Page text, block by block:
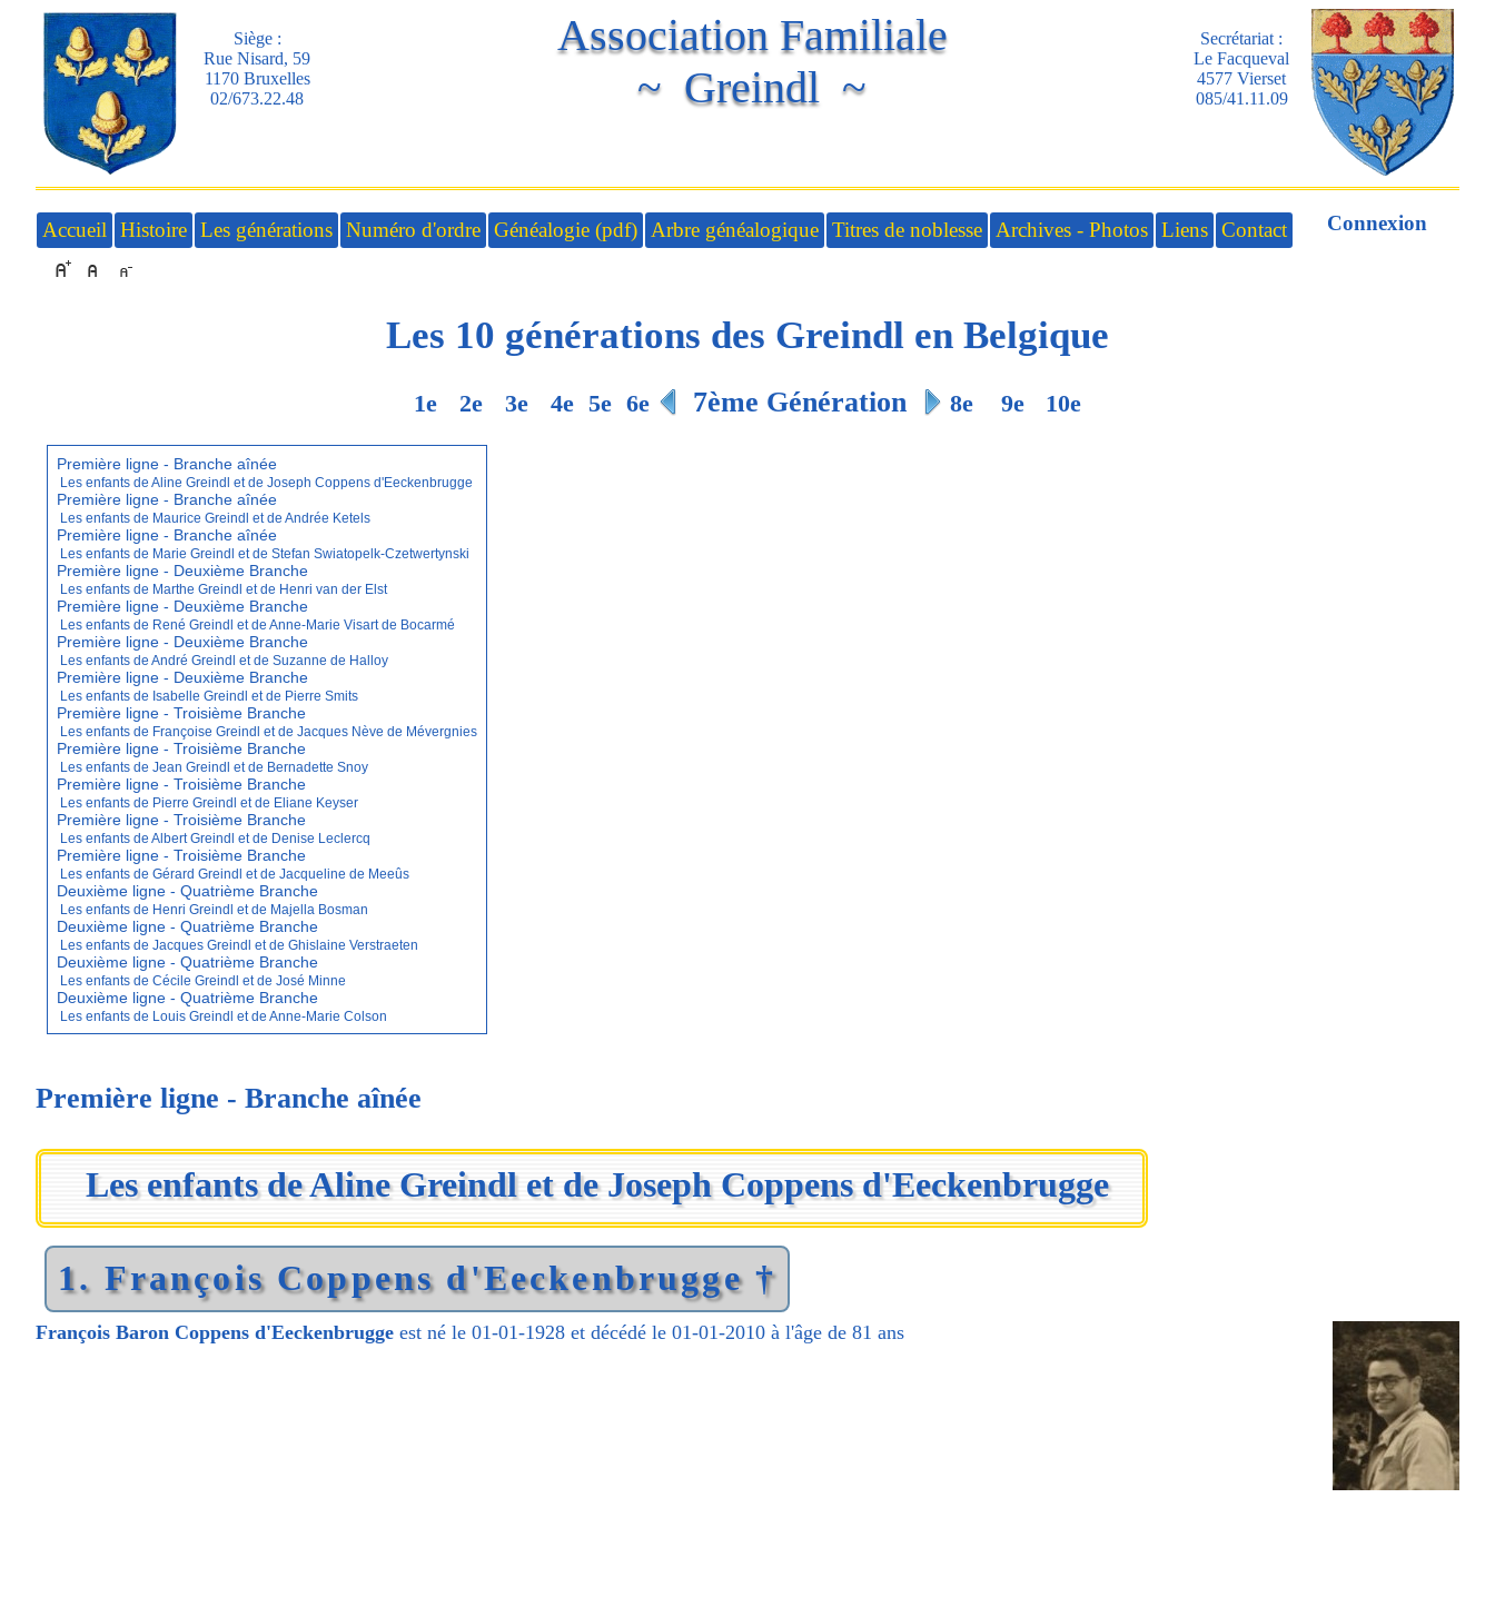
Siège :
Rue Nisard, 59
1170 Bruxelles
02/673.22.48
Secrétariat :
Le Facqueval
4577 Vierset
085/41.11.09
Association Familiale
~ Greindl ~
Accueil Histoire Les générations Numéro d'ordre Généalogie (pdf) Arbre généalogique Titres de noblesse Archives - Photos Liens Contact Connexion
Les 10 générations des Greindl en Belgique
1e 2e 3e 4e 5e 6e 7ème Génération 8e 9e 10e
Première ligne - Branche aînée
Les enfants de Aline Greindl et de Joseph Coppens d'Eeckenbrugge
Première ligne - Branche aînée
Les enfants de Maurice Greindl et de Andrée Ketels
Première ligne - Branche aînée
Les enfants de Marie Greindl et de Stefan Swiatopelk-Czetwertynski
Première ligne - Deuxième Branche
Les enfants de Marthe Greindl et de Henri van der Elst
Première ligne - Deuxième Branche
Les enfants de René Greindl et de Anne-Marie Visart de Bocarmé
Première ligne - Deuxième Branche
Les enfants de André Greindl et de Suzanne de Halloy
Première ligne - Deuxième Branche
Les enfants de Isabelle Greindl et de Pierre Smits
Première ligne - Troisième Branche
Les enfants de Françoise Greindl et de Jacques Nève de Mévergnies
Première ligne - Troisième Branche
Les enfants de Jean Greindl et de Bernadette Snoy
Première ligne - Troisième Branche
Les enfants de Pierre Greindl et de Eliane Keyser
Première ligne - Troisième Branche
Les enfants de Albert Greindl et de Denise Leclercq
Première ligne - Troisième Branche
Les enfants de Gérard Greindl et de Jacqueline de Meeûs
Deuxième ligne - Quatrième Branche
Les enfants de Henri Greindl et de Majella Bosman
Deuxième ligne - Quatrième Branche
Les enfants de Jacques Greindl et de Ghislaine Verstraeten
Deuxième ligne - Quatrième Branche
Les enfants de Cécile Greindl et de José Minne
Deuxième ligne - Quatrième Branche
Les enfants de Louis Greindl et de Anne-Marie Colson
Première ligne - Branche aînée
Les enfants de Aline Greindl et de Joseph Coppens d'Eeckenbrugge
1. François Coppens d'Eeckenbrugge †
François Baron Coppens d'Eeckenbrugge est né le 01-01-1928 et décédé le 01-01-2010 à l'âge de 81 ans